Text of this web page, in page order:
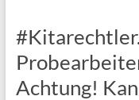
Achtung!